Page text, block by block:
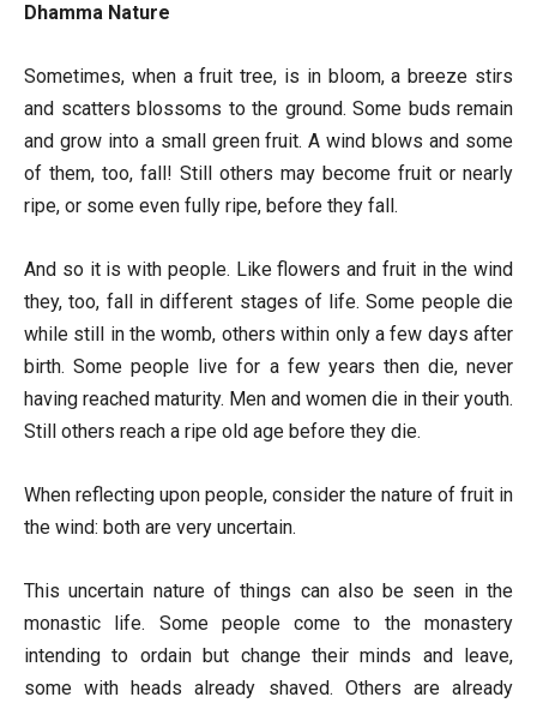
Dhamma Nature
Sometimes, when a fruit tree, is in bloom, a breeze stirs
and scatters blossoms to the ground. Some buds remain
and grow into a small green fruit. A wind blows and some
of them, too, fall! Still others may become fruit or nearly
ripe, or some even fully ripe, before they fall.
And so it is with people. Like flowers and fruit in the wind
they, too, fall in different stages of life. Some people die
while still in the womb, others within only a few days after
birth. Some people live for a few years then die, never
having reached maturity. Men and women die in their youth.
Still others reach a ripe old age before they die.
When reflecting upon people, consider the nature of fruit in
the wind: both are very uncertain.
This uncertain nature of things can also be seen in the
monastic life. Some people come to the monastery
intending to ordain but change their minds and leave,
some with heads already shaved. Others are already